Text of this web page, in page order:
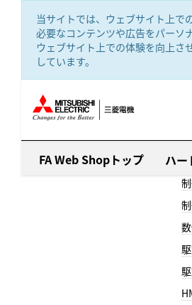
当サイトでは、ウェブサイト上で
必要なコンテンツや広告をパーソ
ウェブサイト上での体験を向上さ
しています。
FA Web Shopトップ ハー